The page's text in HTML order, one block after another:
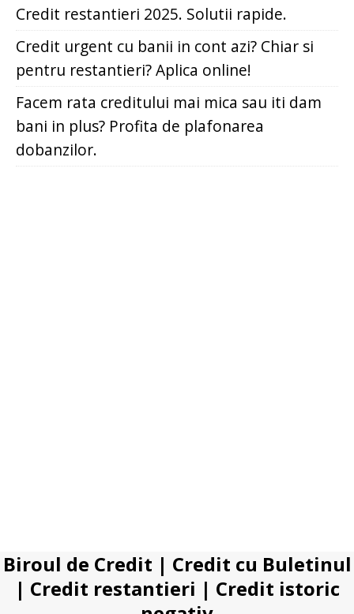
Credit restantieri 2025. Solutii rapide.
Credit urgent cu banii in cont azi? Chiar si
pentru restantieri? Aplica online!
Facem rata creditului mai mica sau iti dam
bani in plus? Profita de plafonarea
dobanzilor.
Biroul de Credit | Credit cu Buletinul
| Credit restantieri | Credit istoric